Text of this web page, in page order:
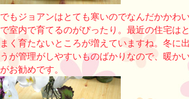
でもジョアンはとても寒いのでなんだかかわ
で室内で育てるのがぴったり。最近の住宅は
まく育たないところが増えていますね。冬に
うが管理がしやすいものばかりなので、暖か
がお勧めです。